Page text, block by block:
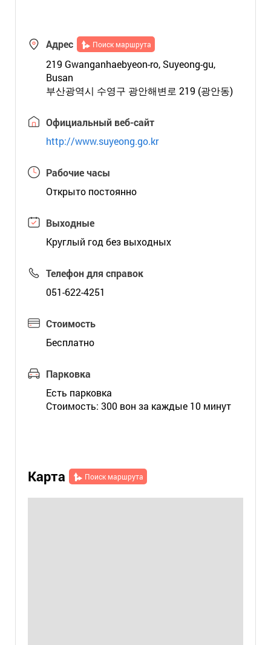
Адрес Поиск маршрута
219 Gwanganhaebyeon-ro, Suyeong-gu,
Busan
부산광역시 수영구 광안해변로 219 (광안동)
Официальный веб-сайт
http://www.suyeong.go.kr
Рабочие часы
Открыто постоянно
Выходные
Круглый год без выходных
Телефон для справок
051-622-4251
Стоимость
Бесплатно
Парковка
Есть парковка
Стоимость: 300 вон за каждые 10 минут
Карта Поиск маршрута